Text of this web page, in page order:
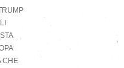
CHE